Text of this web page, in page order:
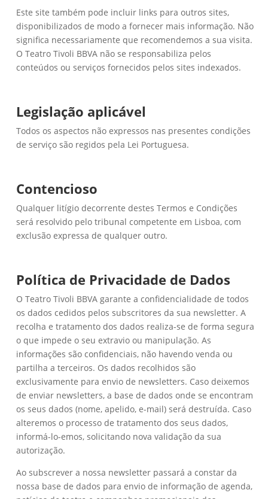
Este site também pode incluir links para outros sites,
disponibilizados de modo a fornecer mais informação. Não
significa necessariamente que recomendemos a sua visita.
O Teatro Tivoli BBVA não se responsabiliza pelos
conteúdos ou serviços fornecidos pelos sites indexados.
Legislação aplicável
Todos os aspectos não expressos nas presentes condições
de serviço são regidos pela Lei Portuguesa.
Contencioso
Qualquer litígio decorrente destes Termos e Condições
será resolvido pelo tribunal competente em Lisboa, com
exclusão expressa de qualquer outro.
Política de Privacidade de Dados
O Teatro Tivoli BBVA garante a confidencialidade de todos
os dados cedidos pelos subscritores da sua newsletter. A
recolha e tratamento dos dados realiza-se de forma segura
o que impede o seu extravio ou manipulação. As
informações são confidenciais, não havendo venda ou
partilha a terceiros. Os dados recolhidos são
exclusivamente para envio de newsletters. Caso deixemos
de enviar newsletters, a base de dados onde se encontram
os seus dados (nome, apelido, e-mail) será destruída. Caso
alteremos o processo de tratamento dos seus dados,
informá-lo-emos, solicitando nova validação da sua
autorização.
Ao subscrever a nossa newsletter passará a constar da
nossa base de dados para envio de informação de agenda,